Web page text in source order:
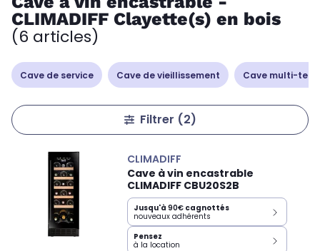
CLIMADIFF Clayette(s) en bois
(6 articles)
Cave de service Cave de vieillissement Cave multi-
Filtrer (2)
CLIMADIFF
Cave à vin encastrable
CLIMADIFF CBU20S2B
Jusqu'à 90€ cagnottés
nouveaux adhérents
Pensez
à la location